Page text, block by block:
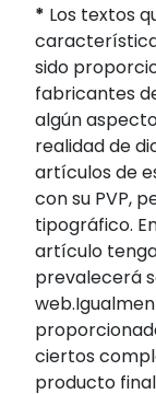
* Los textos
sido
fabricantes
algún
realidad de
artículos de
con su PVP,
tipográfico.
artículo
prevalecerá
ciertos
producto